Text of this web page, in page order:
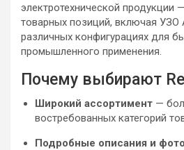
электротехнической продукции
товарных позиций, включая
различных конфигурациях для
промышленного применения.
Почему выбирают
Широкий ассортимент —
востребованных категорий
Подробные описания и